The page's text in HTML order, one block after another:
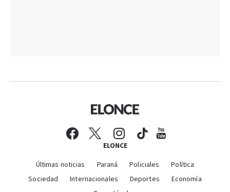
ELONCE
Últimas noticias Paraná Policiales
Política
Sociedad
Internacionales Deportes
Economía